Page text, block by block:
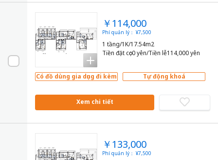
￥114,000
Phí quản lý： ¥7,500
1 tầng/1K/17.54m2
Tiền đặt cọc0 yên/Tiền lễ114,000 yên
Có đồ dùng gia dụng đi kèm Tự động khoá
Xem chi tiết
￥133,000
Phí quản lý： ¥7,500